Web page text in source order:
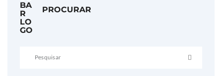
PROCURAR